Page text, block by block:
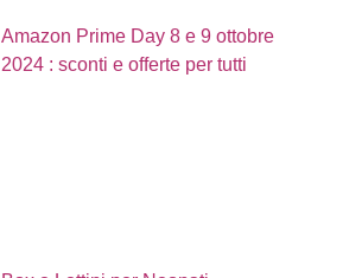
Amazon Prime Day 8 e 9 ottobre
2024 : sconti e offerte per tutti